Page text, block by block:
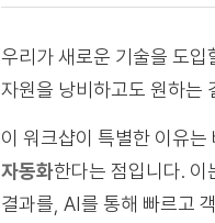
우리가 새로운 기술을 도입
자원을 낭비하고도 원하는
이 워크샵이 특별한 이유
자동화한다는 점입니다. 이
결과를, AI를 통해 빠르고